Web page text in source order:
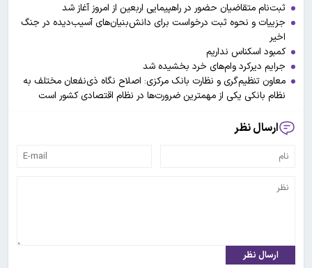
ثبت‌نام متقاضیان حضور در راهپیمایی اربعین از امروز آغاز شد
جزییات و نحوه ثبت درخواست برای دانش‌بنیان‌های آسیب‌دیده در جنگ
اخیر
کمبود اسکناس نداریم
جرایم ‌دیرکرد وام‌های خرد بخشیده شد
معاون تنظیم‌گری و نظارت بانک مرکزی: اصلاح نگاه ذی‌نفعان مختلف به
نظام بانکی یکی از مهمترین ضرورت‌ها در نظام اقتصادی کشور است
ارسال نظر
ارسال نظر